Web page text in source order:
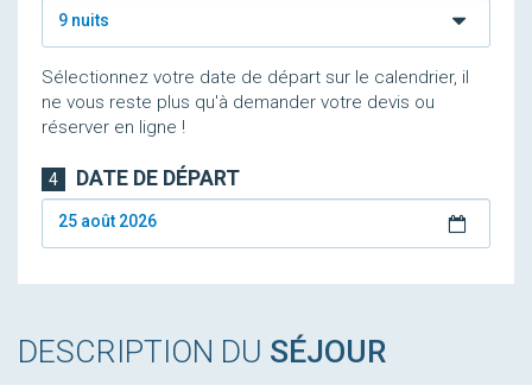
9 nuits
Sélectionnez votre date de départ sur le calendrier, il
ne vous reste plus qu'à demander votre devis ou
réserver en ligne !
4 DATE DE DÉPART
25 août 2026
DESCRIPTION DU SÉJOUR